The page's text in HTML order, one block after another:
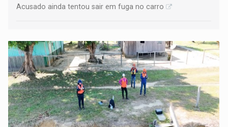
Acusado ainda tentou sair em fuga no carro